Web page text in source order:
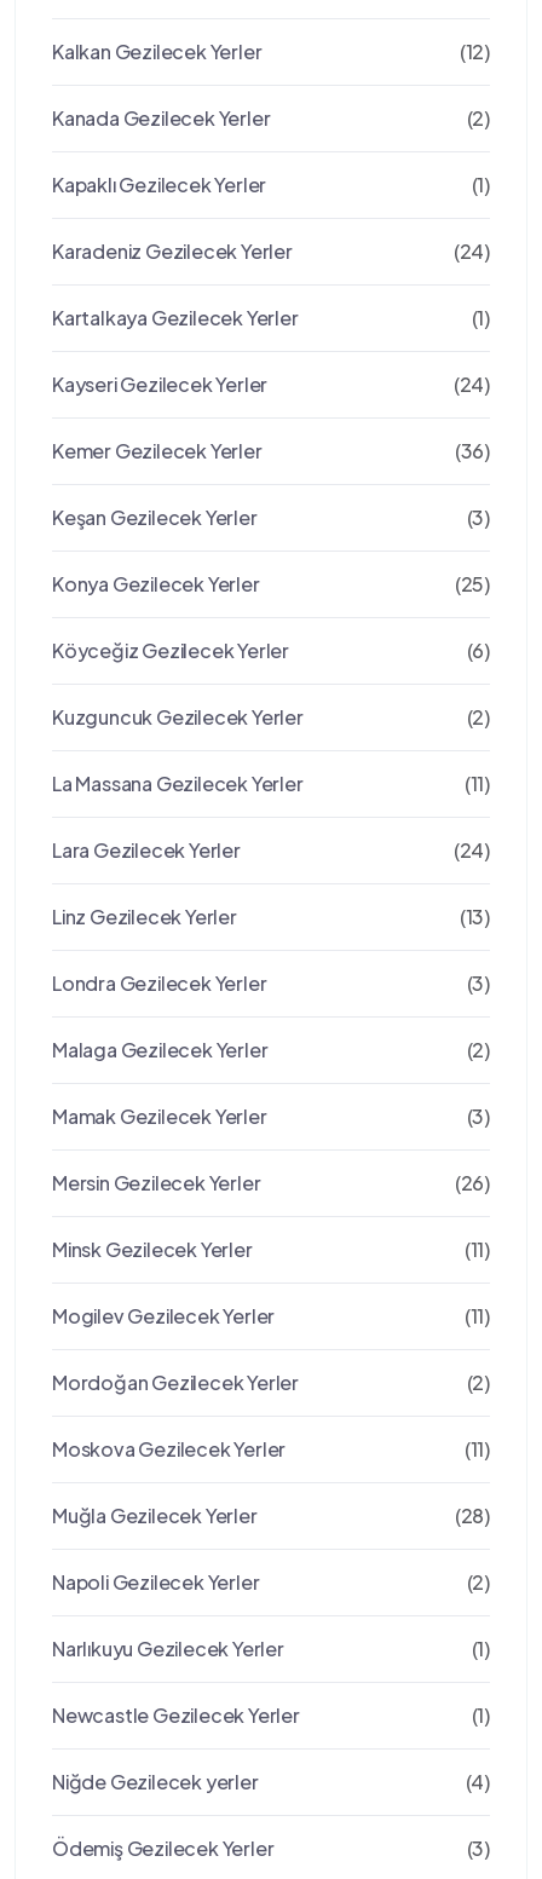
Kalkan Gezilecek Yerler (12)
Kanada Gezilecek Yerler (2)
Kapaklı Gezilecek Yerler (1)
Karadeniz Gezilecek Yerler (24)
Kartalkaya Gezilecek Yerler (1)
Kayseri Gezilecek Yerler (24)
Kemer Gezilecek Yerler (36)
Keşan Gezilecek Yerler (3)
Konya Gezilecek Yerler (25)
Köyceğiz Gezilecek Yerler (6)
Kuzguncuk Gezilecek Yerler (2)
La Massana Gezilecek Yerler (11)
Lara Gezilecek Yerler (24)
Linz Gezilecek Yerler (13)
Londra Gezilecek Yerler (3)
Malaga Gezilecek Yerler (2)
Mamak Gezilecek Yerler (3)
Mersin Gezilecek Yerler (26)
Minsk Gezilecek Yerler (11)
Mogilev Gezilecek Yerler (11)
Mordoğan Gezilecek Yerler (2)
Moskova Gezilecek Yerler (11)
Muğla Gezilecek Yerler (28)
Napoli Gezilecek Yerler (2)
Narlıkuyu Gezilecek Yerler (1)
Newcastle Gezilecek Yerler (1)
Niğde Gezilecek yerler (4)
Ödemiş Gezilecek Yerler (3)